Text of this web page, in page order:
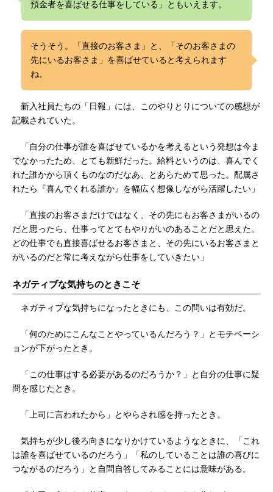
預金者を喜ばせる仕事をしている」ともいえます。
そうそう。「直接のお客さま」と、「そのお客さまの
先にいるお客さま」を喜ばせていると考えられます
ね。
新入社員たちの「日報」には、このやりとりについての感想が
記載されていた。
「自分の仕事が誰を喜ばせているかを考えるという発想は今ま
でなかったため、とても新鮮だった。給料というのは、喜んでく
れた誰かから頂くものなのだなあ、とあらためて思った。配属さ
れたら『喜んでくれる誰か』を幅広く想像しながら活躍したい」
「直接のお客さまだけではなく、その先にもお客さまがいるの
だと思ったら、仕事ってとてもやりがいのあることだと思えた。
どの仕事でも直接喜ばせるお客さまと、その先にいるお客さまと
がいるのだと常に考えながら仕事をしていきたい」
ネガティブな気持ちのときこそ
ネガティブな気持ちになったときにも、この問いは有効だ。
「何のためにこんなことやっているんだろう？」とモチベーシ
ョンが下がったとき。
「この仕事はする必要があるのだろうか？」と自分の仕事に疑
問を感じたとき。
「上司に言われたから」とやらされ感を持ったとき。
気持ちが少し後ろ向きになりかけているようなときに、「これ
は誰を喜ばせているのだろう」「私のしていることは誰の喜びに
つながるのだろう」と自問自答してみることには意味がある。